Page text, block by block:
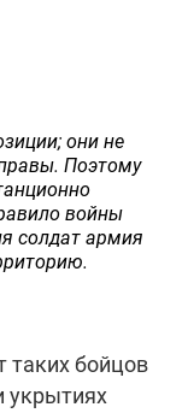
они не
Поэтому
войны
солдат армия
таких бойцов
укрытиях